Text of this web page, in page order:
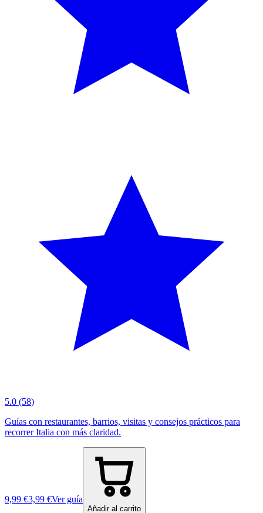
5.0 (58)
Guías con restaurantes, barrios, visitas y consejos prácticos para
recorrer Italia con más claridad.
9,99 €3,99 €Ver guía
Añadir al carrito